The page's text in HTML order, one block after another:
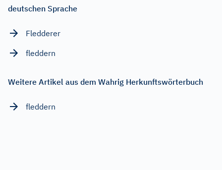
deutschen Sprache
Fledderer
fleddern
Weitere Artikel aus dem Wahrig Herkunftswörterbuch
fleddern